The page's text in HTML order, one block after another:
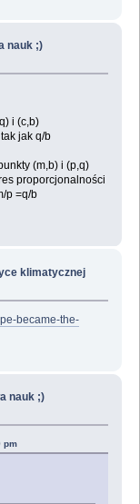
nauk ;)
i (c,b)
jak q/b
(m,b) i (p,q)
proporcjonalności
p =q/b
klimatycznej
became-the-
nauk ;)
pm